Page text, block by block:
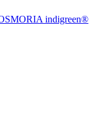
indigreen®